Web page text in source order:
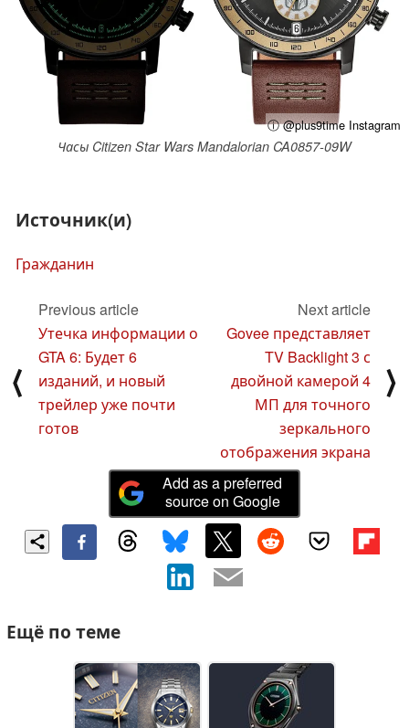
ⓘ @plus9time Instagram
Часы Citizen Star Wars Mandalorian CA0857-09W
Источник(и)
Гражданин
⟨
Previous article
Утечка информации о
GTA 6: Будет 6
изданий, и новый
трейлер уже почти
готов
Next article
Govee представляет
TV Backlight 3 с
двойной камерой 4
МП для точного
зеркального
отображения экрана
⟩
Add as a preferred
source on Google
Ещё по теме